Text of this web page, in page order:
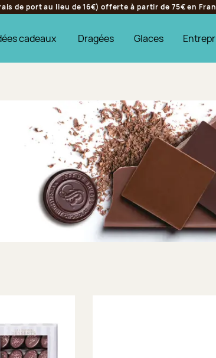
de port au lieu de 16€) offerte à partir de 75€ en
cadeaux Dragées Glaces